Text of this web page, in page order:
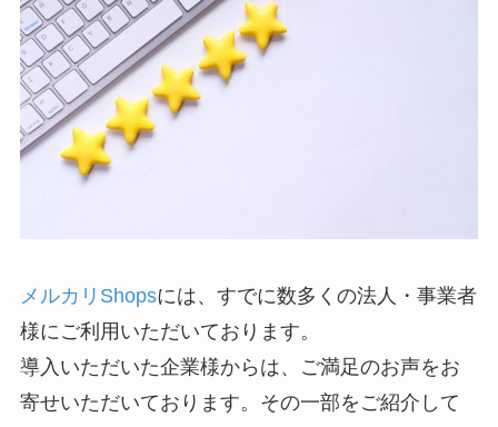
メルカリShopsには、すでに数多くの法人・事業者
様にご利用いただいております。
導入いただいた企業様からは、ご満足のお声をお
寄せいただいております。その一部をご紹介して